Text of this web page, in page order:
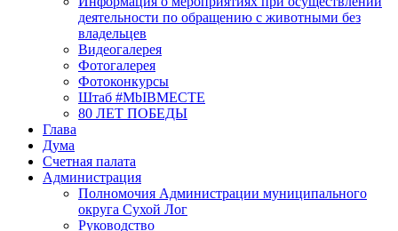
деятельности по обращению с животными без
владельцев
Видеогалерея
Фотогалерея
Фотоконкурсы
Штаб #MbIBMECTE
80 ЛЕТ ПОБЕДЫ
Глава
Дума
Счетная палата
Администрация
Полномочия Администрации муниципального
округа Сухой Лог
Руководство